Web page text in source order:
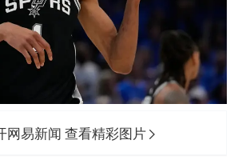
网易新闻 查看精彩图片